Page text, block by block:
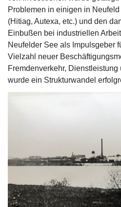
Problemen in einigen in
(Hitiag, Autexa, etc.) und den
Einbußen bei industriellen
Neufelder See als Impulsgeber
Vielzahl neuer
Fremdenverkehr,